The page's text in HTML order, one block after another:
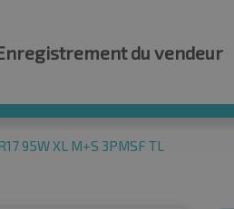
du vendeur
95W XL M+S 3PMSF TL